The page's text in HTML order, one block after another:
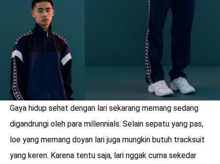
Gaya hidup sehat dengan lari sekarang memang sedang
digandrungi oleh para millennials. Selain sepatu yang pas,
loe yang memang doyan lari juga mungkin butuh tracksuit
yang keren. Karena tentu saja, lari nggak cuma sekedar